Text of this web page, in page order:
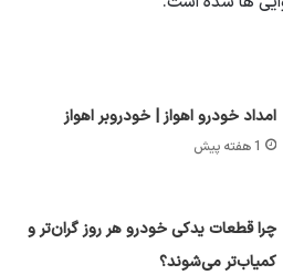
امداد خودرو اهواز | خودروبر اهواز
1 هفته پیش
چرا قطعات یدکی خودرو هر روز گران‌تر و
کمیاب‌تر می‌شوند؟